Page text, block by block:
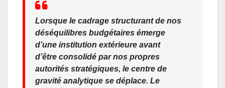
Lorsque le cadrage structurant de nos
déséquilibres budgétaires émerge
d’une institution extérieure avant
d’être consolidé par nos propres
autorités stratégiques, le centre de
gravité analytique se déplace. Le